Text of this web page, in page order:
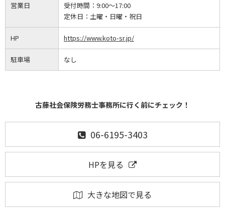
営業日 受付時間： 9:00～17:00
定休日： 土曜・日曜・祝日
HP https://www.koto-sr.jp/
駐車場 なし
古藤社会保険労務士事務所に行く前にチェック！
06-6195-3403
HPを見る
大きな地図で見る